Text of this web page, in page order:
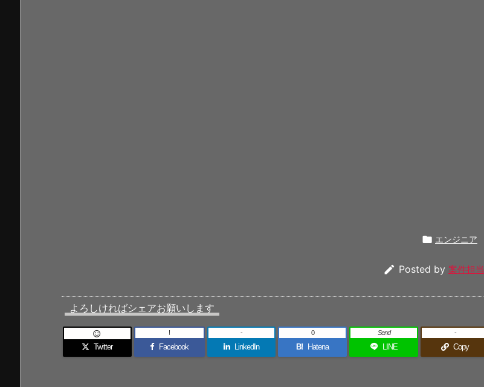
 エンジニア
 Posted by 案件担当
よろしければシェアお願いします
Twitter

Facebook
!
LinkedIn
-
B! Hatena
0
LINE
Send
Copy
-